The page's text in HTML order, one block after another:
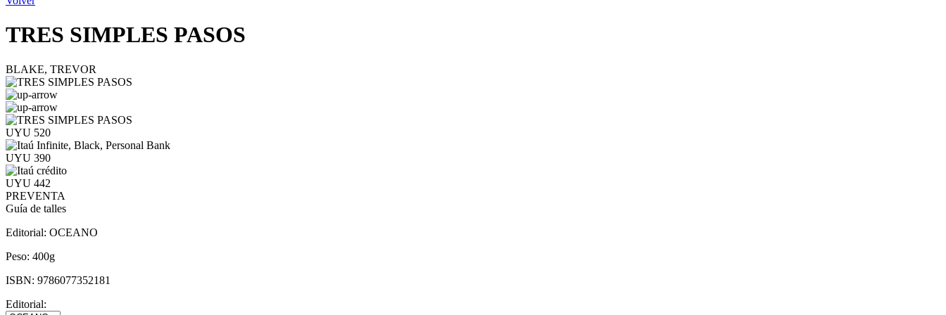
TRES SIMPLES PASOS
BLAKE, TREVOR
UYU 520
UYU 390
UYU 442
PREVENTA
Guía de talles
Editorial: OCEANO
Peso: 400g
ISBN: 9786077352181
Editorial: